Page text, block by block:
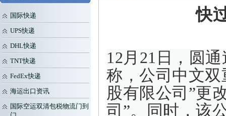
国际快递
UPS快递
DHL快递
TNT快递
FedEx快递
海运出口资讯
国际空运双清包税物流门到
快
12月21日，圆
称，公司中文
股有限公司”更
司”。同时，该